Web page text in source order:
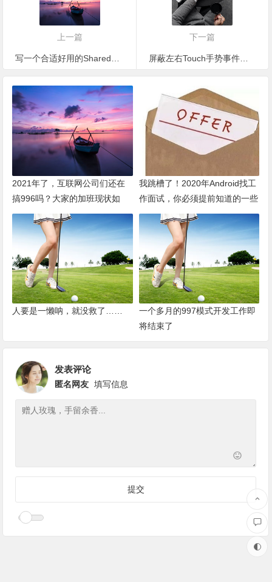
上一篇 下一篇
屏蔽左右Touch手势事件，禁止滑动的ViewPager
2021年了，互联网公司们还在
搞996吗？大家的加班现状如
何？
我跳槽了！2020年Android找工
作面试，你必须提前知道的一些
事
人要是一懒呐，就没救了……
一个多月的997模式开发工作即
将结束了
发表评论
匿名网友 填写信息